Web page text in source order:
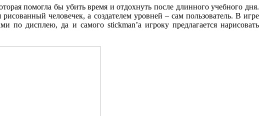
помогла бы убить время и отдохнуть после длинного учебного дня.
человечек, а создателем уровней – сам пользователь. В игре
дисплею, да и самого stickman’a игроку предлагается нарисовать